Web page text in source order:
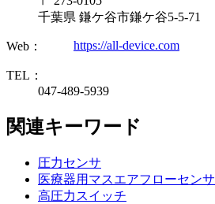
千葉県 鎌ケ谷市鎌ケ谷5-5-71
Web： https://all-device.com
TEL：
047-489-5939
関連キーワード
圧力センサ
医療器用マスエアフローセンサ
高圧力スイッチ